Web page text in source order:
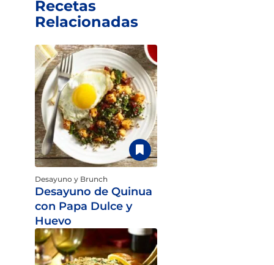
Recetas
Relacionadas
Desayuno y Brunch
Desayuno de Quinua
con Papa Dulce y
Huevo